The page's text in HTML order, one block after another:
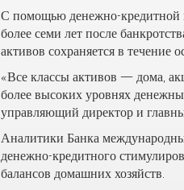
С помощью денежно-кредитной
более семи лет после
активов сохраняется в течение
«Все классы активов — дома,
более высоких уровнях
управляющий директор и
Аналитики Банка
денежно-кредитного
балансов домашних хозяйств.